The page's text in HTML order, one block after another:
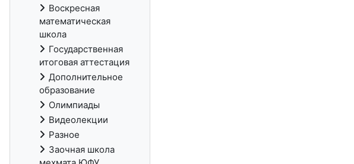
Воскресная
математическая
школа
Государственная
итоговая аттестация
Дополнительное
образование
Олимпиады
Видеолекции
Разное
Заочная школа